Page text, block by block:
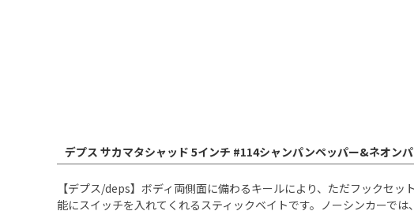
デプス サカマタシャッド 5インチ #114シャンパンペッパー&ネオン
【デプス/deps】ボディ両側面に備わるキールにより、ただフックセ
能にスイッチを入れてくれるスティックベイトです。ノーシンカーで